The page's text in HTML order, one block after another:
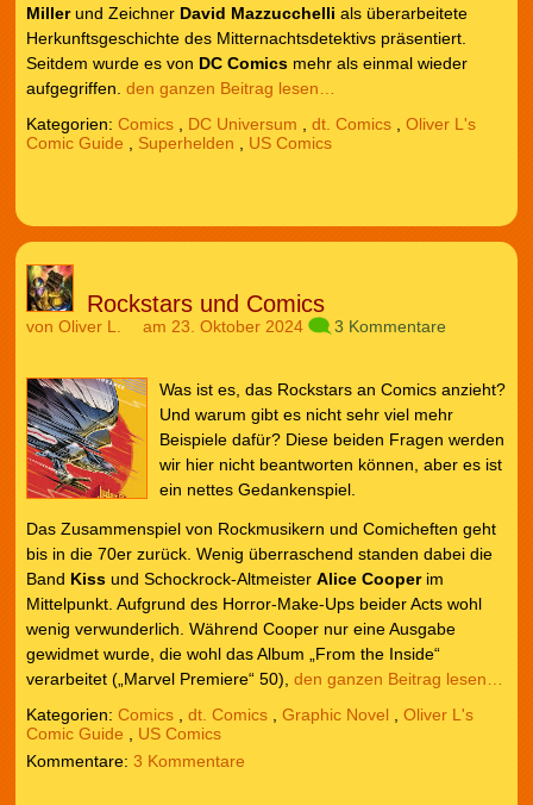
Millerund Zeichner David Mazzucchelli als überarbeitete
Herkunftsgeschichte des Mitternachtsdetektivs präsentiert.
Seitdem wurde es von DC Comicsmehr als einmal wieder
aufgegriffen. den ganzen Beitrag lesen…
Kategorien: Comics, DC Universum , dt. Comics, Oliver L's
Comic Guide , Superhelden , US Comics
Rockstars und Comics
von Oliver L. am 23. Oktober 2024 3 Kommentare
Was ist es, das Rockstars an Comics anzieht?
Und warum gibt es nicht sehr viel mehr
Beispiele dafür? Diese beiden Fragen werden
wir hier nicht beantworten können, aber es ist
ein nettes Gedankenspiel.
Das Zusammenspiel von Rockmusikern und Comicheften geht
bis in die 70er zurück. Wenig überraschend standen dabei die
Band Kissund Schockrock-Altmeister Alice Cooperim
Mittelpunkt. Aufgrund des Horror-Make-Ups beider Acts wohl
wenig verwunderlich. Während Cooper nur eine Ausgabe
gewidmet wurde, die wohl das Album „From the Inside“
verarbeitet („Marvel Premiere“ 50), den ganzen Beitrag lesen…
Kategorien: Comics, dt. Comics, Graphic Novel
Oliver L's
Comic Guide
US Comics
3 Kommentare